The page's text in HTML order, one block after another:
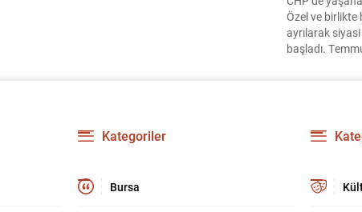
Özel ve birlikte
ayrılarak
başladı.
bulduğu
Kategoriler
Bursa